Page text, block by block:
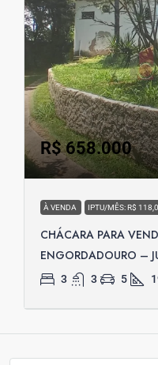
R$ 658.000
À VENDA IPTU/MÊS: R$
CHÁCARA PARA
ENGORDADOURO –
3 3 5